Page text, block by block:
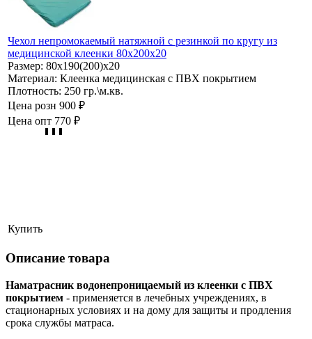
Чехол непромокаемый натяжной с резинкой по кругу из
медицинской клеенки 80х200х20
Размер: 80х190(200)х20
Материал: Клеенка медицинская с ПВХ покрытием
Плотность: 250 гр.\м.кв.
Цена розн 900 ₽
Цена опт 770 ₽
Купить
Описание товара
Наматрасник водонепроницаемый из клеенки с ПВХ
покрытием - применяется в лечебных учреждениях, в
стационарных условиях и на дому для защиты и продления
срока службы матраса.